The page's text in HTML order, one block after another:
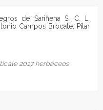
de Sariñena S. C. L.
Campos Brocate, Pilar
2017herbáceos